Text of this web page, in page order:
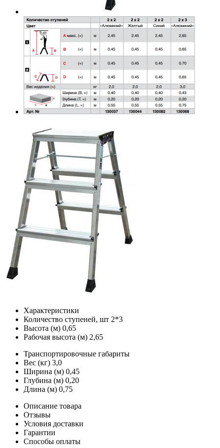
Характеристики
Количество ступеней, шт 2*3
Высота (м) 0,65
Рабочая высота (м) 2,65
Транспортировочные габариты
Вес (кг) 3,0
Ширина (м) 0,45
Глубина (м) 0,20
Длина (м) 0,75
Описание товара
Отзывы
Условия доставки
Гарантии
Способы оплаты